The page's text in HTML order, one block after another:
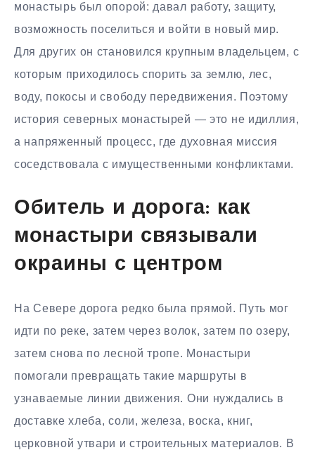
монастырь был опорой: давал работу, защиту,
возможность поселиться и войти в новый мир.
Для других он становился крупным владельцем, с
которым приходилось спорить за землю, лес,
воду, покосы и свободу передвижения. Поэтому
история северных монастырей — это не идиллия,
а напряженный процесс, где духовная миссия
соседствовала с имущественными конфликтами.
Обитель и дорога: как
монастыри связывали
окраины с центром
На Севере дорога редко была прямой. Путь мог
идти по реке, затем через волок, затем по озеру,
затем снова по лесной тропе. Монастыри
помогали превращать такие маршруты в
узнаваемые линии движения. Они нуждались в
доставке хлеба, соли, железа, воска, книг,
церковной утвари и строительных материалов. В